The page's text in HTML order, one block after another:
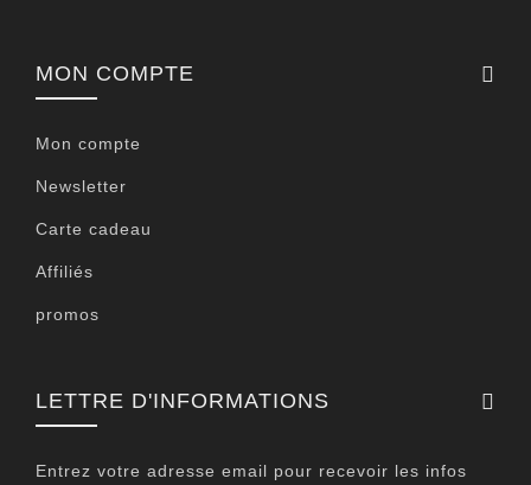
MON COMPTE
Mon compte
Newsletter
Carte cadeau
Affiliés
promos
LETTRE D'INFORMATIONS
Entrez votre adresse email pour recevoir les infos